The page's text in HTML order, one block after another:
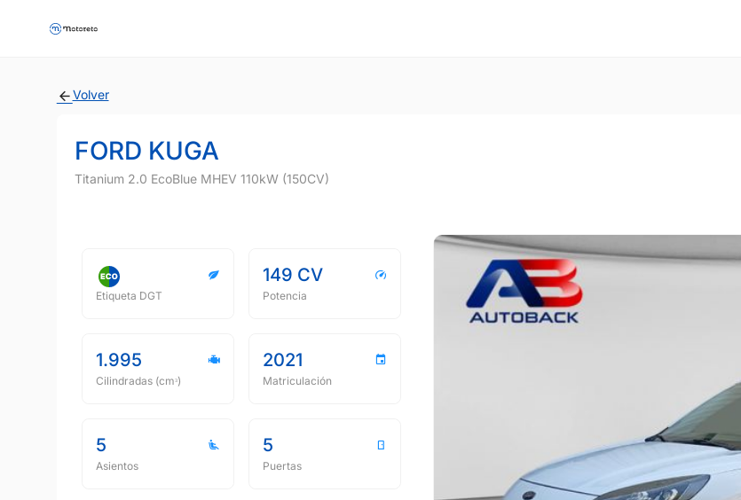
Volver
FORD KUGA
Titanium 2.0 EcoBlue MHEV 110kW (150CV)
Etiqueta DGT
149 CV
Potencia
1.995
Cilindradas (cmᵌ)
2021
Matriculación
5
Asientos
5
Puertas